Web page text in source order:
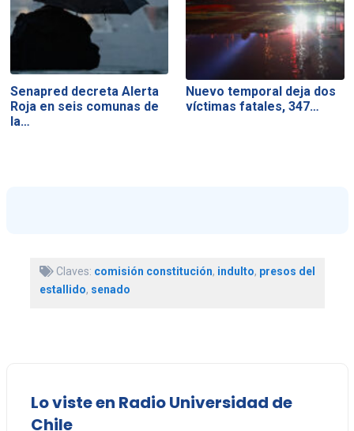
Senapred decreta Alerta
Roja en seis comunas de
la…
Nuevo temporal deja dos
víctimas fatales, 347…
Claves: comisión constitución, indulto, presos del
estallido, senado
Lo viste en Radio Universidad de
Chile